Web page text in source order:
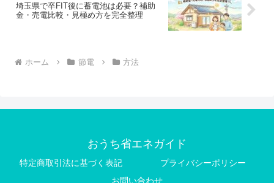
埼玉県で卒FIT後に蓄電池は必要？補助
金・売電比較・見極め方を完全整理
ホーム 節電 方法
おうち省エネガイド
特定商取引法に基づく表記
プライバシーポリシー
お問い合わせ